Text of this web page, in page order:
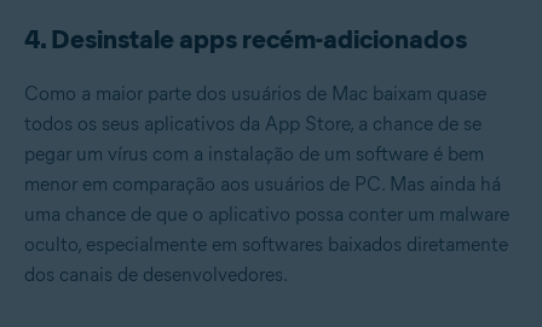
4. Desinstale apps recém-adicionados
Como a maior parte dos usuários de Mac baixam quase
todos os seus aplicativos da App Store, a chance de se
pegar um vírus com a instalação de um software é bem
menor em comparação aos usuários de PC. Mas ainda há
uma chance de que o aplicativo possa conter um malware
oculto, especialmente em softwares baixados diretamente
dos canais de desenvolvedores.